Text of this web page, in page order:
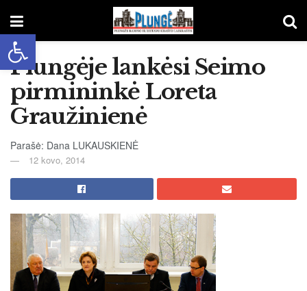
Open toolbar
Plungėje lankėsi Seimo
pirmininkė Loreta
Graužinienė
Parašė: Dana LUKAUSKIENĖ
12 kovo, 2014